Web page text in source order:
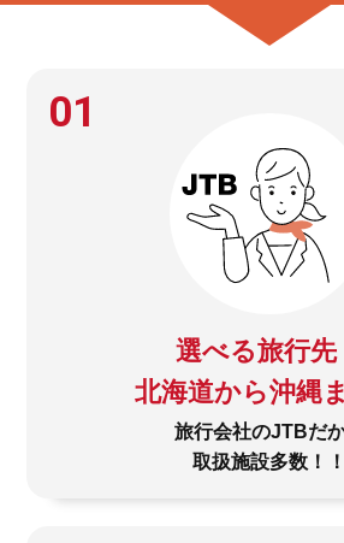
01
選べる旅行先
北海道から沖縄
旅行会社のJTBだ
取扱施設多数！！